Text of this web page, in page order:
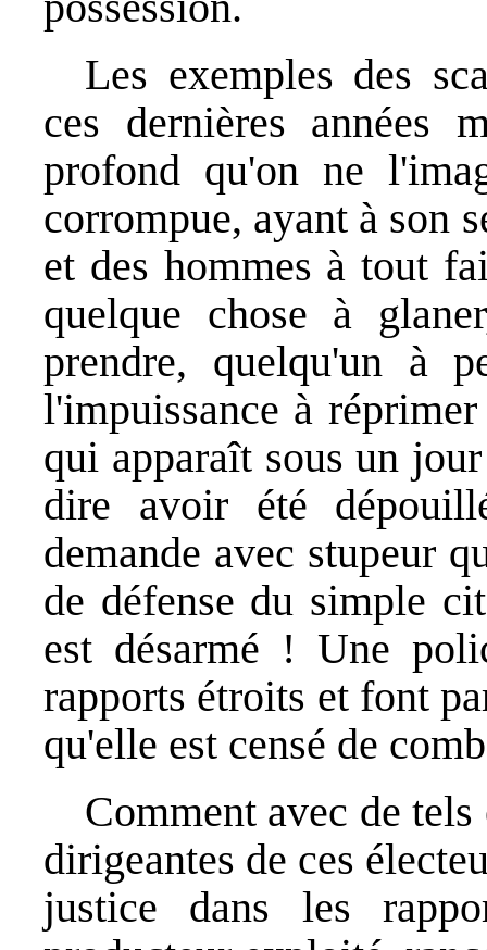
Les exemples des
ces dernières années
profond qu'on ne
corrompue, ayant à son
et des hommes à tout
quelque chose à
prendre, quelqu'un à
l'impuissance à
qui apparaît sous un
dire avoir été
demande avec stupeur
de défense du simple
est désarmé ! Une
rapports étroits et font
qu'elle est censé de
Comment avec de tels
dirigeantes de ces
justice dans les